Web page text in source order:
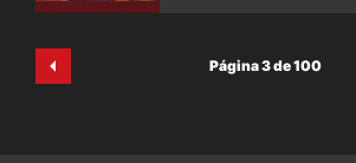
Página 3 de 100